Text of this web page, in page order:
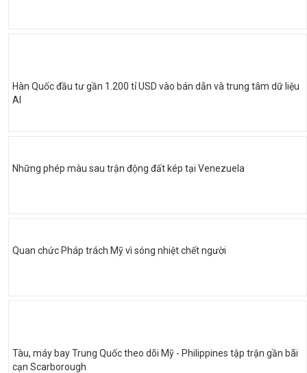
Hàn Quốc đầu tư gần 1.200 tỉ USD vào bán dẫn và trung tâm dữ liệu
AI
Những phép màu sau trận động đất kép tại Venezuela
Quan chức Pháp trách Mỹ vì sóng nhiệt chết người
Tàu, máy bay Trung Quốc theo dõi Mỹ - Philippines tập trận gần bãi
cạn Scarborough